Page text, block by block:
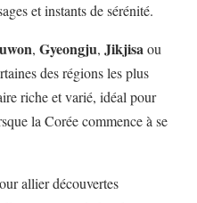
et instants de sérénité.
, Gyeongju, Jikjisaou
des régions les plus
riche et varié, idéal pour
la Corée commence à se
allier découvertes